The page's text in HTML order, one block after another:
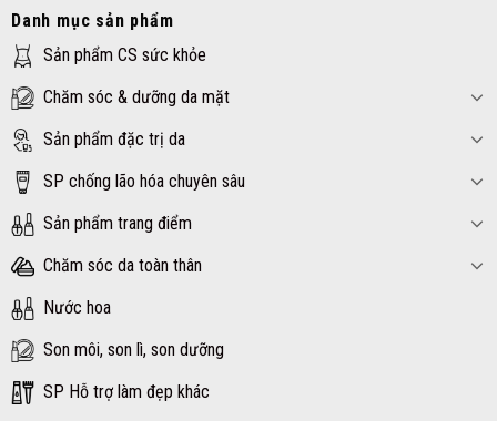
Danh mục sản phẩm
Sản phẩm CS sức khỏe
Chăm sóc & dưỡng da mặt
Sản phẩm đặc trị da
SP chống lão hóa chuyên sâu
Sản phẩm trang điểm
Chăm sóc da toàn thân
Nước hoa
Son môi, son lì, son dưỡng
SP Hỗ trợ làm đẹp khác